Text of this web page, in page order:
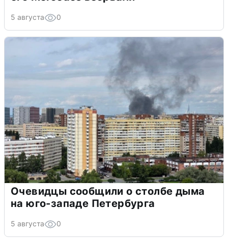
5 августа 0
Очевидцы сообщили о столбе дыма
на юго-западе Петербурга
5 августа 0